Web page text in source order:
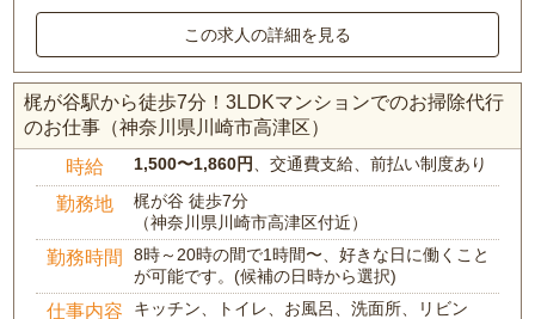
この求人の詳細を見る
梶が谷駅から徒歩7分！3LDKマンションでのお掃除代行
のお仕事（神奈川県川崎市高津区）
時給 1,500〜1,860円、交通費支給、前払い制度あり
勤務地
梶が谷 徒歩7分
（神奈川県川崎市高津区付近）
勤務時間
8時～20時の間で1時間〜、好きな日に働くこと
が可能です。(候補の日時から選択)
仕事内容
キッチン、トイレ、お風呂、洗面所、リビン